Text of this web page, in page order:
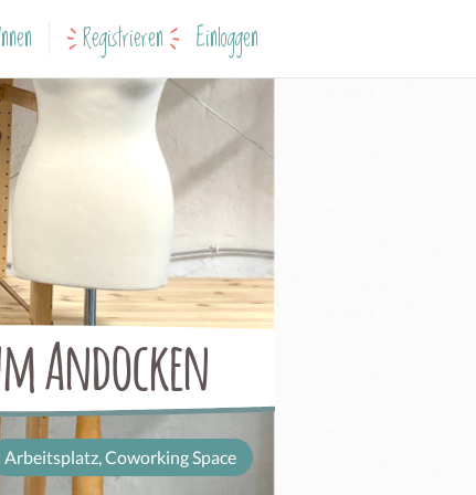
Registrieren Einloggen
Andocken
Arbeitsplatz, Coworking Space